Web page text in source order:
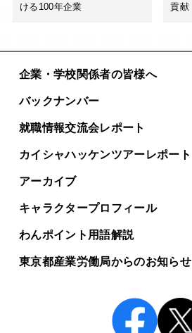
ける100年企業
貢献
企業・学校関係者の皆様へ
バックナンバー
就職情報交流会レポート
カイシャハッケンツアーレポート
アーカイブ
キャラクタープロフィール
わんポイント用語解説
東京都産業労働局からのお知らせ